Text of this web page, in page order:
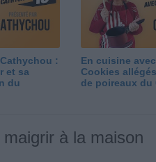
:
et sa
du
En cuisine
Cookies
de poireaux du
à la maison